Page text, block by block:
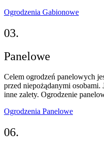
Ogrodzenia Gabionowe
03.
Panelowe
Celem ogrodzeń panelowych
przed niepożądanymi osobami.
inne zalety. Ogrodzenie
Ogrodzenia Panelowe
06.